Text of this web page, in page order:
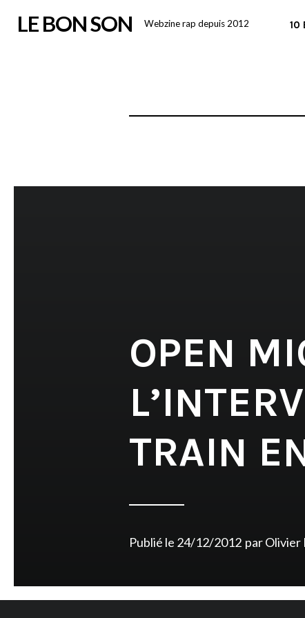
LE BON SON Webzine rap depuis 2012 10
OPEN
TRAIN
Publié le 24/12/2012 parOlivier